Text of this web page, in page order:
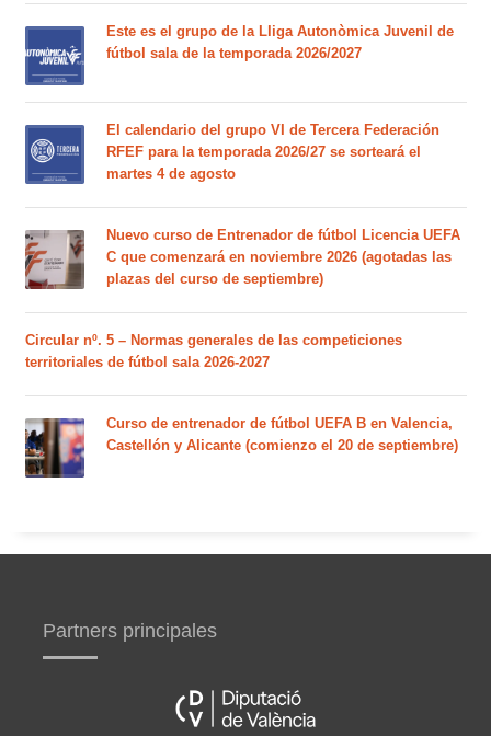
Este es el grupo de la Lliga Autonòmica Juvenil de
fútbol sala de la temporada 2026/2027
El calendario del grupo VI de Tercera Federación
RFEF para la temporada 2026/27 se sorteará el
martes 4 de agosto
Nuevo curso de Entrenador de fútbol Licencia UEFA
C que comenzará en noviembre 2026 (agotadas las
plazas del curso de septiembre)
Circular nº. 5 – Normas generales de las competiciones
territoriales de fútbol sala 2026-2027
Curso de entrenador de fútbol UEFA B en Valencia,
Castellón y Alicante (comienzo el 20 de septiembre)
Partners principales